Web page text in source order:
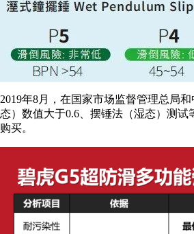
2019年8月，在国家市场监督管理总局
态）数值大于0.6、摆锤法（湿态）测
购买。